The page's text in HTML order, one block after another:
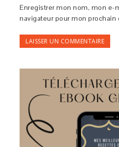
Enregistrer mon nom, mon e-
navigateur pour mon prochain